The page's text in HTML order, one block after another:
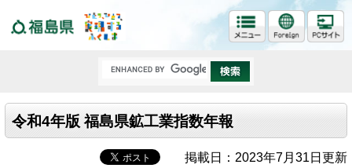
令和4年版 福島県鉱工業指数年報
掲載日：2023年7月31日更新